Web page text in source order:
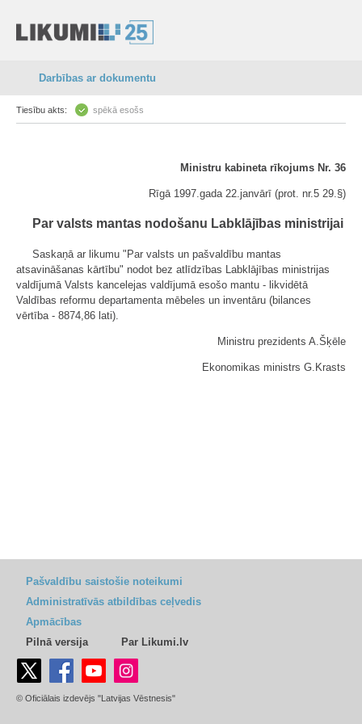
Darbības ar dokumentu
Tiesību akts: spēkā esošs
Ministru kabineta rīkojums Nr. 36
Rīgā 1997.gada 22.janvārī (prot. nr.5 29.§)
Par valsts mantas nodošanu Labklājības ministrijai
Saskaņā ar likumu "Par valsts un pašvaldību mantas
atsavināšanas kārtību" nodot bez atlīdzības Labklājības ministrijas
valdījumā Valsts kancelejas valdījumā esošo mantu - likvidētā
Valdības reformu departamenta mēbeles un inventāru (bilances
vērtība - 8874,86 lati).
Ministru prezidents A.Šķēle
Ekonomikas ministrs G.Krasts
Pašvaldību saistošie noteikumi
Administratīvās atbildības ceļvedis
Apmācības
Pilnā versija
Par Likumi.lv
© Oficiālais izdevējs "Latvijas Vēstnesis"